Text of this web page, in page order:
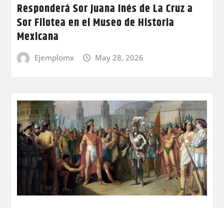
Responderá Sor Juana Inés de La Cruz a
Sor Filotea en el Museo de Historia
Mexicana
Ejemplomx May 28, 2026